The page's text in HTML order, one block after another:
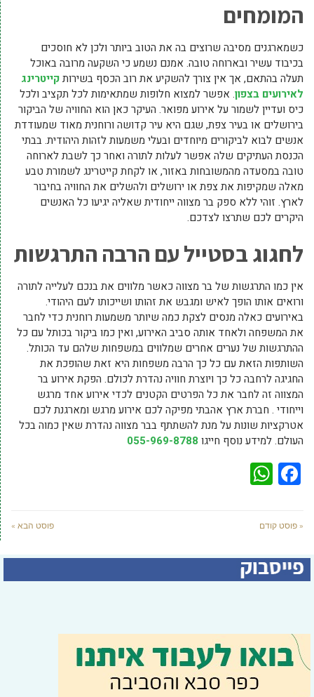
המומחים
כשמארגנים מסיבה שרוצים בה את הטוב ביותר ולכן לא חוסכים
בכיבוד עשיר ובארוחה טובה. אמנם נשמע כי השקעה מרובה באוכל
תעלה בהתאם, אך אין צורך להשקיע את רוב הכסף בשירותקייטרינג
לאירועים בצפון. אפשר למצוא חלופות שמתאימות לכל תקציב ולכל
כיס ועדיין לשמור על אירוע מפואר. העיקר כאן הוא החוויה של הביקור
בירושלים או בעיר צפת, שגם היא עיר קדושה ורוחנית מאוד שמעודדת
אנשים לבוא לביקורים מיוחדים ובעלי משמעות לזהות היהודית. בבתי
הכנסת העתיקים שלה אפשר לעלות לתורה ואחר כך לשבת לארוחה
טובה במסעדה מהמשובחות באזור, או לקחת קייטרינג לשמורת טבע
מאלה שמקיפות את צפת או ירושלים ולהשלים את החוויה בחיבור
לארץ. זוהי ללא ספק בר מצווה ייחודית שאליה יגיעו כל האנשים
היקרים לכם שתרצו לצדכם.
לחגוג בסטייל עם הרבה התרגשות
אין כמו התרגשות של בר מצווה כאשר מלווים את בנכם לעלייה לתורה
ורואים אותו הופך לאיש ומגבש את זהותו ושייכותו לעם היהודי.
באירועים כאלה מנסים לצקת כמה שיותר משמעות רוחנית כדי לחבר
את המשפחה ולאחד אותה סביב האירוע, ואין כמו ביקור בכותל עם כל
ההתרגשות של נערים אחרים שמלווים במשפחות שלהם עד הכותל.
השותפות הזאת עם כל כך הרבה משפחות היא זאת שהופכת את
החגיגה לרחבה כל כך ויוצרת חוויה נהדרת לכולם. הפקת אירוע בר
המצווה זה לחבר את כל הפרטים הקטנים לכדי אירוע אחד מרגש
וייחודי . חברת ארץ אהבתי מפיקה לכם אירוע מרגש ומארגנת לכם
אטרקציות שונות על מנת להשתתף בבר מצווה נהדרת שאין כמוה בכל
העולם. למידע נוסף חייגו 055-969-8788
Facebook
« פוסט קודם פוסט הבא »